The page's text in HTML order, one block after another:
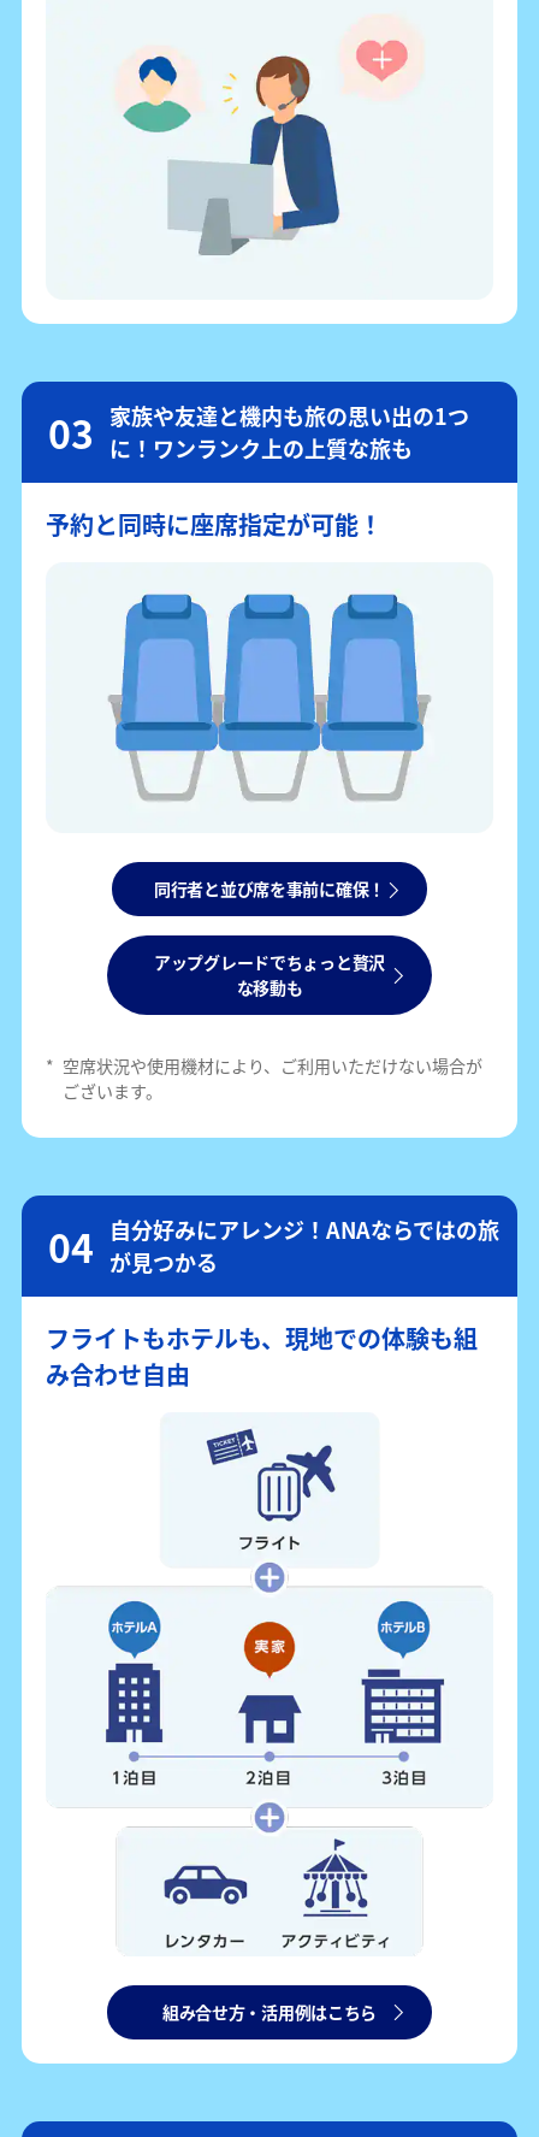
家族や友達と機内も旅の思い出の1つ
に！ワンランク上の上質な旅も
予約と同時に座席指定が可能！
同行者と並び席を事前に確保！
アップグレードでちょっと贅沢
な移動も
* 空席状況や使用機材により、ご利用いただけない場合が
ございます。
自分好みにアレンジ！ANAならではの旅
が見つかる
フライトもホテルも、現地での体験も組
み合わせ自由
組み合せ方・活用例はこちら